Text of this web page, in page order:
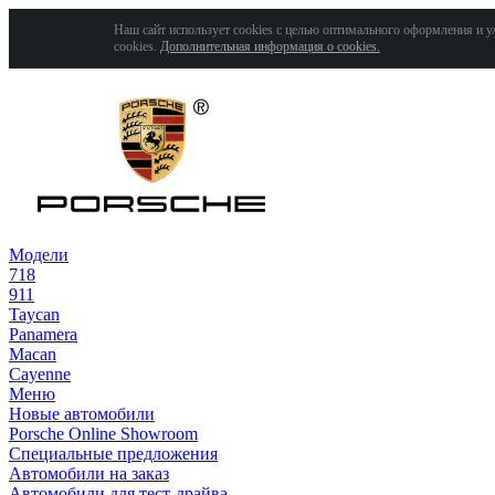
Наш сайт использует cookies с целью оптимального оформления и
cookies. Дополнительная информация о cookies.
Модели
718
911
Taycan
Panamera
Macan
Cayenne
Меню
Новые автомобили
Porsche Online Showroom
Специальные предложения
Автомобили на заказ